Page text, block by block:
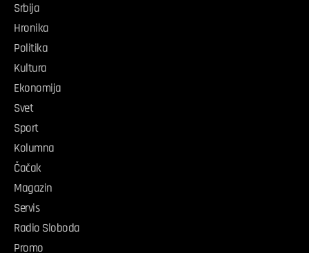
Srbija
Hronika
Politika
Kultura
Ekonomija
Svet
Sport
Kolumna
Čačak
Magazin
Servis
Radio Sloboda
Promo